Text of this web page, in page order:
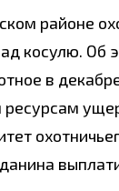
районе
косулю. Об
в